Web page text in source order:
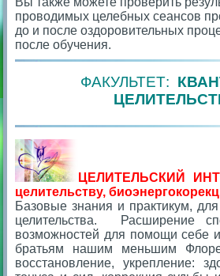
проводимых целебных сеансов
до и после оздоровительных
после обучения.
ФАКУЛЬТЕТ:
ЦЕЛИТЕЛЬСКИЙ
целительству,
Базовые знания и практикум,
целительства. Расширение
возможностей для помощи себе
братьям нашим меньшим
восстановление, укрепление: